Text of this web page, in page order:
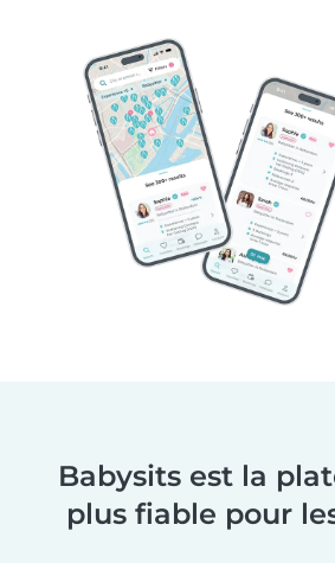
Babysits est la
plus fiable pour